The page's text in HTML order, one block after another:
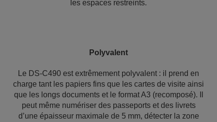
les espaces restreints.
Polyvalent
Le DS-C490 est extrêmement polyvalent : il prend en
charge tant les papiers fins que les cartes de visite ainsi
que les longs documents et le format A3 (recomposé). Il
peut même numériser des passeports et des livrets
d’une épaisseur maximale de 5 mm, détecter la zone